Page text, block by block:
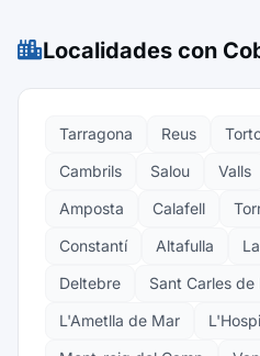
Localidades con
Tarragona Reus
Cambrils
Salou Valls
Amposta
Calafell
Constantí
Altafulla
Deltebre
Sant Carles de
L'Ametlla de Mar